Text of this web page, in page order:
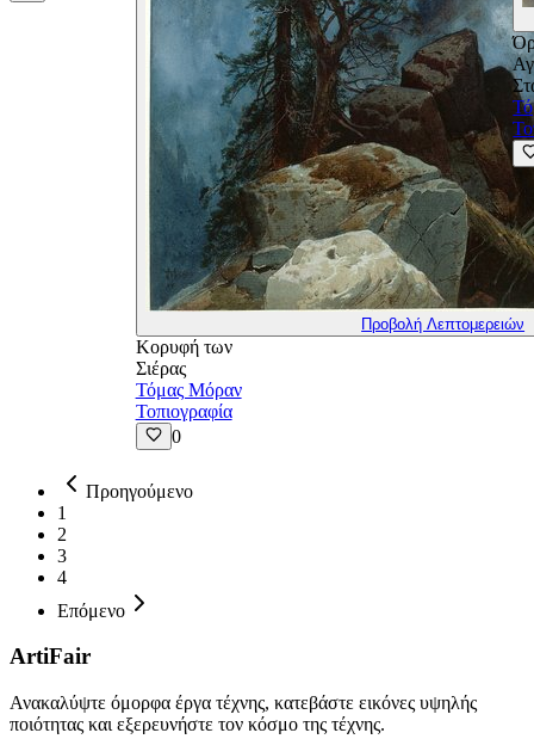
Προβολή Λεπτομερειών
Κορυφή των
Σιέρας
Τόμας Μόραν
Τοπιογραφία
0
Προηγούμενο
1
2
3
4
Επόμενο
ArtiFair
Ανακαλύψτε όμορφα έργα τέχνης, κατεβάστε εικόνες υψηλής
ποιότητας και εξερευνήστε τον κόσμο της τέχνης.